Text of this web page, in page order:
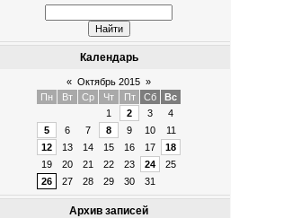
Календарь
« Октябрь 2015 »
Пн
Вт Ср Чт Пт Сб
Вс
1
2 3
4
5
6 7 8 9 10
11
12
13 14 15 16 17
18
19
20 21 22 23 24
25
26
27 28 29 30 31
Архив записей